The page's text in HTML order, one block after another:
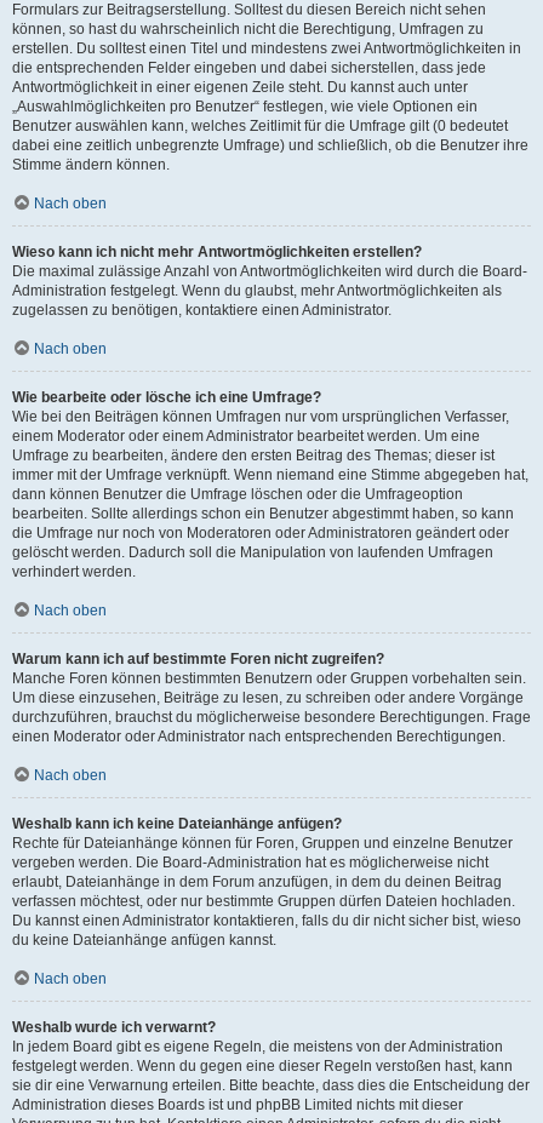
Formulars zur Beitragserstellung. Solltest du diesen Bereich nicht sehen
können, so hast du wahrscheinlich nicht die Berechtigung, Umfragen zu
erstellen. Du solltest einen Titel und mindestens zwei Antwortmöglichkeiten in
die entsprechenden Felder eingeben und dabei sicherstellen, dass jede
Antwortmöglichkeit in einer eigenen Zeile steht. Du kannst auch unter
„Auswahlmöglichkeiten pro Benutzer“ festlegen, wie viele Optionen ein
Benutzer auswählen kann, welches Zeitlimit für die Umfrage gilt (0 bedeutet
dabei eine zeitlich unbegrenzte Umfrage) und schließlich, ob die Benutzer ihre
Stimme ändern können.
Nach oben
Wieso kann ich nicht mehr Antwortmöglichkeiten erstellen?
Die maximal zulässige Anzahl von Antwortmöglichkeiten wird durch die Board-
Administration festgelegt. Wenn du glaubst, mehr Antwortmöglichkeiten als
zugelassen zu benötigen, kontaktiere einen Administrator.
Nach oben
Wie bearbeite oder lösche ich eine Umfrage?
Wie bei den Beiträgen können Umfragen nur vom ursprünglichen Verfasser,
einem Moderator oder einem Administrator bearbeitet werden. Um eine
Umfrage zu bearbeiten, ändere den ersten Beitrag des Themas; dieser ist
immer mit der Umfrage verknüpft. Wenn niemand eine Stimme abgegeben hat,
dann können Benutzer die Umfrage löschen oder die Umfrageoption
bearbeiten. Sollte allerdings schon ein Benutzer abgestimmt haben, so kann
die Umfrage nur noch von Moderatoren oder Administratoren geändert oder
gelöscht werden. Dadurch soll die Manipulation von laufenden Umfragen
verhindert werden.
Nach oben
Warum kann ich auf bestimmte Foren nicht zugreifen?
Manche Foren können bestimmten Benutzern oder Gruppen vorbehalten sein.
Um diese einzusehen, Beiträge zu lesen, zu schreiben oder andere Vorgänge
durchzuführen, brauchst du möglicherweise besondere Berechtigungen. Frage
einen Moderator oder Administrator nach entsprechenden Berechtigungen.
Nach oben
Weshalb kann ich keine Dateianhänge anfügen?
Rechte für Dateianhänge können für Foren, Gruppen und einzelne Benutzer
vergeben werden. Die Board-Administration hat es möglicherweise nicht
erlaubt, Dateianhänge in dem Forum anzufügen, in dem du deinen Beitrag
verfassen möchtest, oder nur bestimmte Gruppen dürfen Dateien hochladen.
Du kannst einen Administrator kontaktieren, falls du dir nicht sicher bist, wieso
du keine Dateianhänge anfügen kannst.
Nach oben
Weshalb wurde ich verwarnt?
In jedem Board gibt es eigene Regeln, die meistens von der Administration
festgelegt werden. Wenn du gegen eine dieser Regeln verstoßen hast, kann
sie dir eine Verwarnung erteilen. Bitte beachte, dass dies die Entscheidung der
Administration dieses Boards ist und phpBB Limited nichts mit dieser